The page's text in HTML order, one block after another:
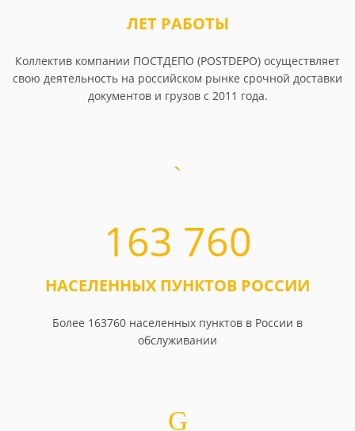
ЛЕТ РАБОТЫ
Коллектив компании ПОСТДЕПО (POSTDEPO) осуществляет
свою деятельность на российском рынке срочной доставки
документов и грузов с 2011 года.
163 760
НАСЕЛЕННЫХ ПУНКТОВ РОССИИ
Более 163760 населенных пунктов в России в
обслуживании